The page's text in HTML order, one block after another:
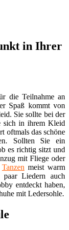
in Ihrer
die Teilnahme an
Spaß kommt von
Sie sollte bei der
sich in ihrem Kleid
oftmals das schöne
Sollten Sie ein
es richtig sitzt und
mit Fliege oder
Tanzen meist warm
Liedern auch
entdeckt haben,
mit Ledersohle.